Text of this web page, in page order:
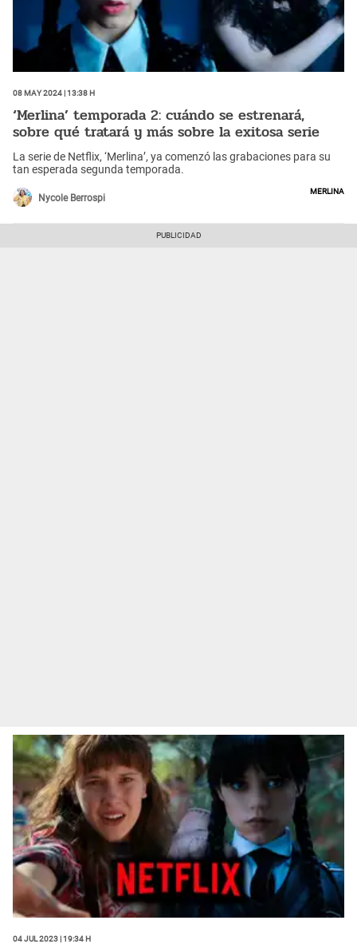
08 May 2024 | 13:38 h
‘Merlina’ temporada 2: cuándo se estrenará,
sobre qué tratará y más sobre la exitosa serie
La serie de Netflix, ‘Merlina’, ya comenzó las grabaciones para su
tan esperada segunda temporada.
Nycole Berrospi
Merlina
04 Jul 2023 | 19:34 h